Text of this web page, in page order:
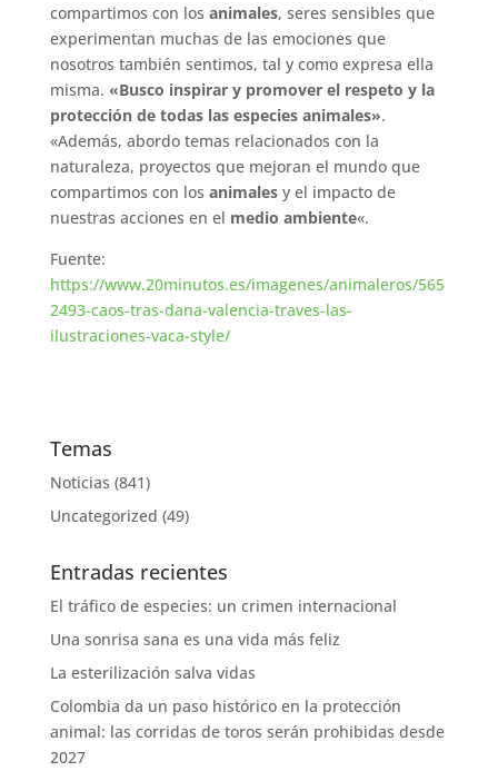
compartimos con los animales, seres sensibles que
experimentan muchas de las emociones que
nosotros también sentimos, tal y como expresa ella
misma. «Busco inspirar y promover el respeto y la
protección de todas las especies animales».
«Además, abordo temas relacionados con la
naturaleza, proyectos que mejoran el mundo que
compartimos con los animalesy el impacto de
nuestras acciones en el medio ambiente«.
Fuente:
https://www.20minutos.es/imagenes/animaleros/565
2493-caos-tras-dana-valencia-traves-las-
ilustraciones-vaca-style/
Temas
Noticias (841)
Uncategorized (49)
Entradas recientes
El tráfico de especies: un crimen internacional
Una sonrisa sana es una vida más feliz
La esterilización salva vidas
Colombia da un paso histórico en la protección
animal: las corridas de toros serán prohibidas desde
2027